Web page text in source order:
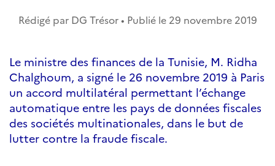
Rédigé par DG Trésor • Publié le 29 novembre 2019
Le ministre des finances de la Tunisie, M. Ridha
Chalghoum, a signé le 26 novembre 2019 à Paris
un accord multilatéral permettant l’échange
automatique entre les pays de données fiscales
des sociétés multinationales, dans le but de
lutter contre la fraude fiscale.